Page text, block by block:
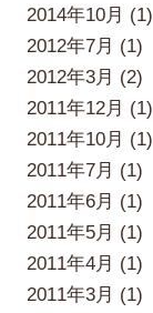
2014年10月 (1)
2012年7月 (1)
2012年3月 (2)
2011年12月 (1)
2011年10月 (1)
2011年7月 (1)
2011年6月 (1)
2011年5月 (1)
2011年4月 (1)
2011年3月 (1)